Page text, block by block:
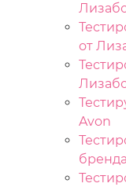
от
Avon